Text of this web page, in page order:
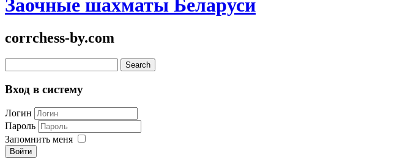
Заочные шахматы Беларуси
corrchess-by.com
Вход в систему
Логин
Пароль
Запомнить меня
Войти